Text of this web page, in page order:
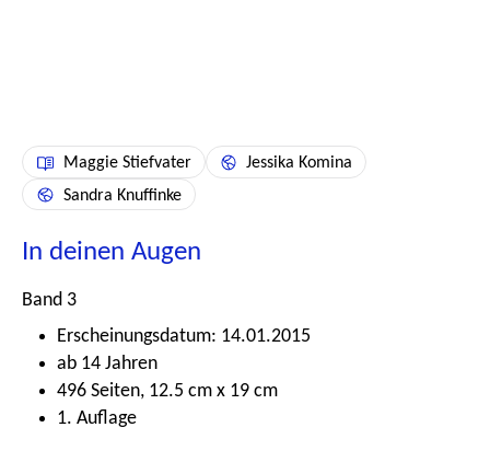
Maggie Stiefvater
Jessika Komina
Sandra Knuffinke
In deinen Augen
Band 3
Erscheinungsdatum: 14.01.2015
ab 14 Jahren
496 Seiten, 12.5 cm x 19 cm
1. Auflage